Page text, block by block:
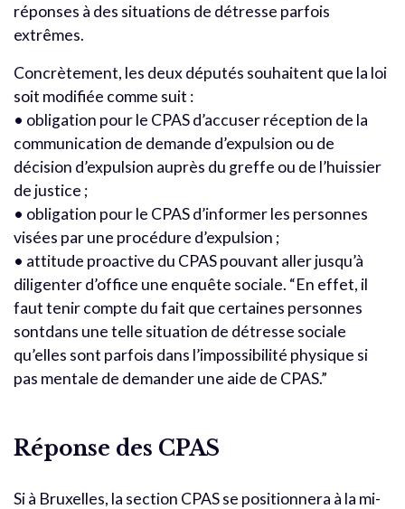
réponses à des situations de détresse parfois
extrêmes.
Concrètement, les deux députés souhaitent que la loi
soit modifiée comme suit :
• obligation pour le CPAS d’accuser réception de la
communication de demande d’expulsion ou de
décision d’expulsion auprès du greffe ou de l’huissier
de justice ;
• obligation pour le CPAS d’informer les personnes
visées par une procédure d’expulsion ;
• attitude proactive du CPAS pouvant aller jusqu’à
diligenter d’office une enquête sociale. “En effet, il
faut tenir compte du fait que certaines personnes
sontdans une telle situation de détresse sociale
qu’elles sont parfois dans l’impossibilité physique si
pas mentale de demander une aide de CPAS.”
Réponse des CPAS
Si à Bruxelles, la section CPAS se positionnera à la mi-